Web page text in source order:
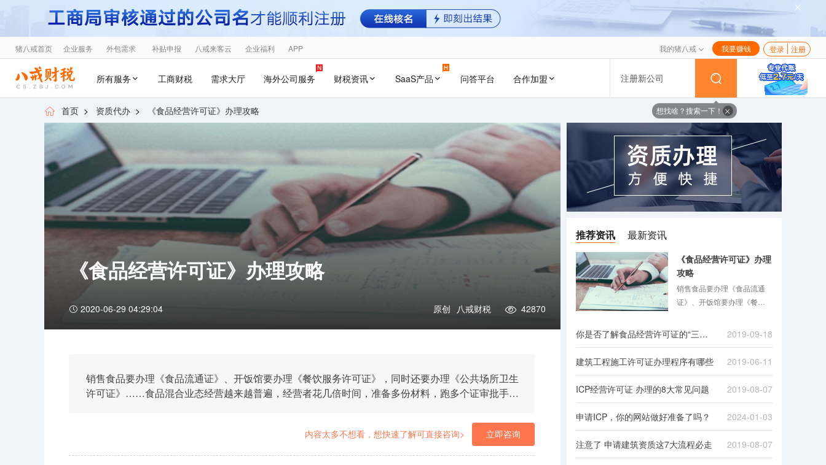
猪八戒首页 企业服务 外包需求 补贴申报 八戒来客云 企业福利 APP 我的猪八戒 我要赚钱 登录 注册
所有服务 工商财税 需求大厅 海外公司服务 财税资讯 SaaS产品 问答平台 合作加盟 注册新公司
想找啥？搜索一下！
首页 > 资质代办 > 《食品经营许可证》办理攻略
《食品经营许可证》办理攻略
2020-06-29 04:29:04 原创 八戒财税 42870
销售食品要办理《食品流通证》、开饭馆要办理《餐饮服务许可证》，同时还要办理《公共场所卫生
许可证》……食品混合业态经营越来越普遍，经营者花几倍时间，准备多份材料，跑多个证审批手续
内容太多不想看，想快速了解可直接咨询> 立即咨询
推荐资讯 最新资讯
《食品经营许可证》办理
攻略
销售食品要办理《食品流通
证》、开饭馆要办理《餐饮
理《公共场所卫生许可证》
……食品混合业态经营越来
越普遍，经营者花几倍时
间，准备多份材料，跑多个
前并不少见。
你是否了解食品经营许可证的“三证合一” 2019-09-18
建筑工程施工许可证办理程序有哪些 2019-06-11
ICP经营许可证 办理的8大常见问题 2019-08-07
申请ICP，你的网站做好准备了吗？ 2024-01-03
注意了 申请建筑资质这7大流程必走 2019-08-07